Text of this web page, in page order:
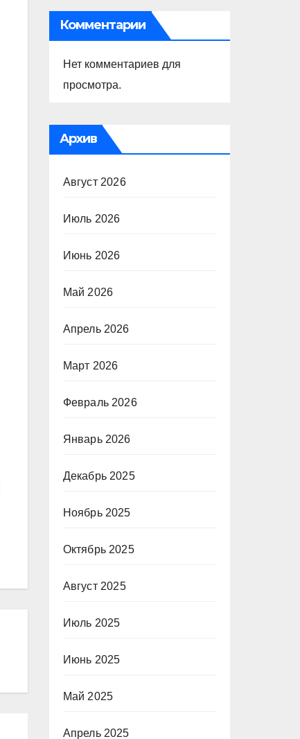
Комментарии
Нет комментариев для
просмотра.
Архив
Август 2026
Июль 2026
Июнь 2026
Май 2026
Апрель 2026
Март 2026
Февраль 2026
Январь 2026
Декабрь 2025
Ноябрь 2025
Октябрь 2025
Август 2025
Июль 2025
Июнь 2025
Май 2025
Апрель 2025